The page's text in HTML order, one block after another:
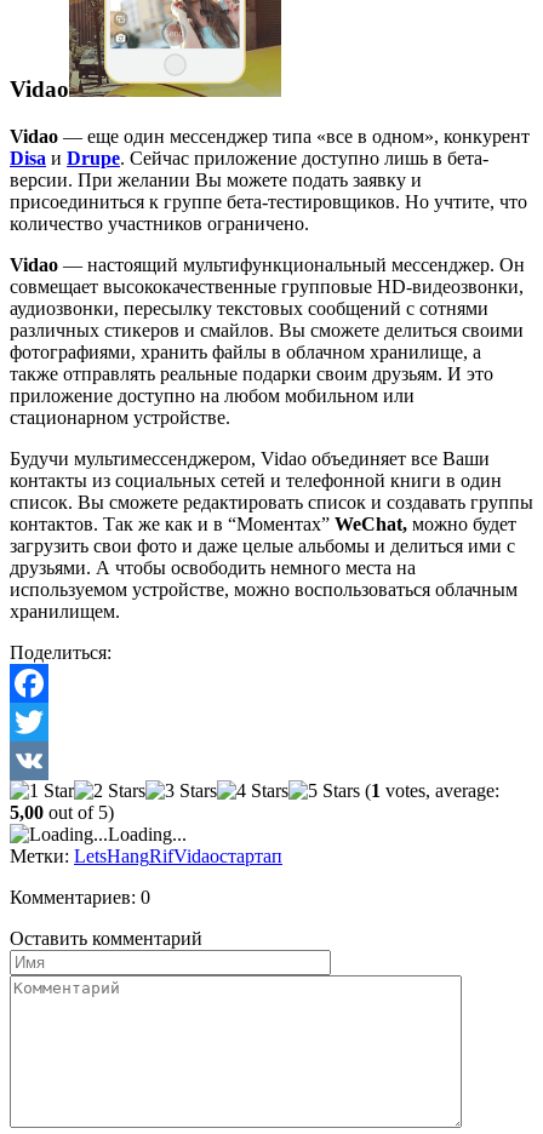
Vidao
Vidao — еще один мессенджер типа «все в одном», конкурент
Disa и Drupe. Сейчас приложение доступно лишь в бета-
версии. При желании Вы можете подать заявку и
присоединиться к группе бета-тестировщиков. Но учтите, что
количество участников ограничено.
Vidao — настоящий мультифункциональный мессенджер. Он
совмещает высококачественные групповые HD-видеозвонки,
аудиозвонки, пересылку текстовых сообщений с сотнями
различных стикеров и смайлов. Вы сможете делиться своими
фотографиями, хранить файлы в облачном хранилище, а
также отправлять реальные подарки своим друзьям. И это
приложение доступно на любом мобильном или
стационарном устройстве.
Будучи мультимессенджером, Vidao объединяет все Ваши
контакты из социальных сетей и телефонной книги в один
список. Вы сможете редактировать список и создавать группы
контактов. Так же как и в “Моментах” WeChat, можно будет
загрузить свои фото и даже целые альбомы и делиться ими с
друзьями. А чтобы освободить немного места на
используемом устройстве, можно воспользоваться облачным
хранилищем.
Поделиться:
Facebook
Twitter
VK
(1 votes, average:
5,00 out of 5)
Loading...
Метки: LetsHangRifVidaoстартап
Комментариев: 0
Оставить комментарий